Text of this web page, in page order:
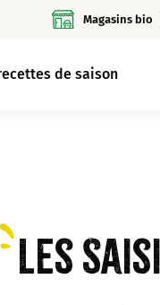
Magasins bio
de saison
Les